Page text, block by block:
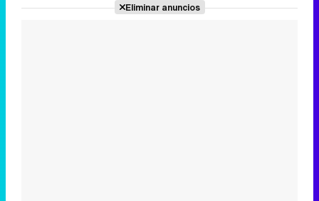
Eliminar anuncios